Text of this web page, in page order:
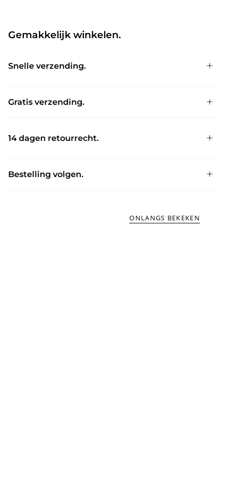
Gemakkelijk winkelen.
Snelle verzending.
Gratis verzending.
14 dagen retourrecht.
Bestelling volgen.
ONLANGS BEKEKEN